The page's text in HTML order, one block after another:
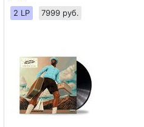
2 LP 7999 руб.